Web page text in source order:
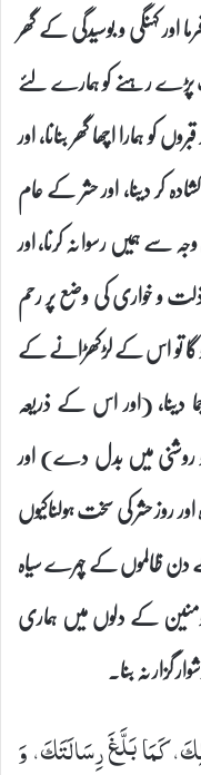
کہنگی و بوسیدگی کے گھر
پڑے رہنے کو ہمارے لئے
ہمارا اچھا گھر بنانا، اور
کر دینا، اور حشر کے عام
ہمیں رسوا نہ کرنا، اور
و خواری کی وضع پر رحم
گا تو اس کے لڑکھڑانے کے
(اور اس کے ذریعہ
روشنی میں بدل دے) اور
حشر کی سخت ہولناکیوں
ظالموں کے چہرے سیاہ
کے دلوں میں ہماری
گزار نہ بنا۔
كَمَا بَلَّغَ رِسَالَتَكَ، وَ